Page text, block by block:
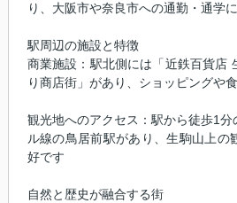
り、大阪市や奈良市への通勤・通学に
駅周辺の施設と特徴
商業施設：駅北側には「近鉄百貨店
り商店街」があり、ショッピングや
観光地へのアクセス：駅から徒歩1
ル線の鳥居前駅があり、生駒山上の
好です
自然と歴史が融合する街